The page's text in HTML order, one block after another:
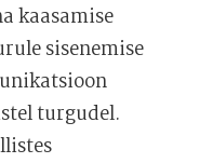
kaasamise
sisenemise
turgudel.